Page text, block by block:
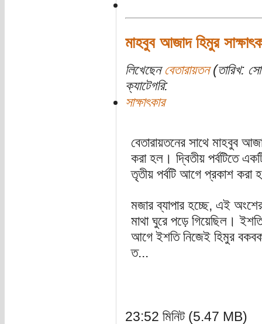
মাহবুব আজাদ হিমুর
লিখেছেন বেতারায়তন(তারিখ:
ক্যাটেগরি:
সাক্ষাৎকার
বেতারায়তনের সাথে মাহবুব
করা হল। দ্বিতীয় পর্বটিতে
তৃতীয় পর্বটি আগে প্রকাশ করা
মজার ব্যাপার হচ্ছে, এই
মাথা ঘুরে পড়ে গিয়েছিল।
আগে ইশতি নিজেই হিমুর
ত...
23:52 মিনিট (5.47 MB)